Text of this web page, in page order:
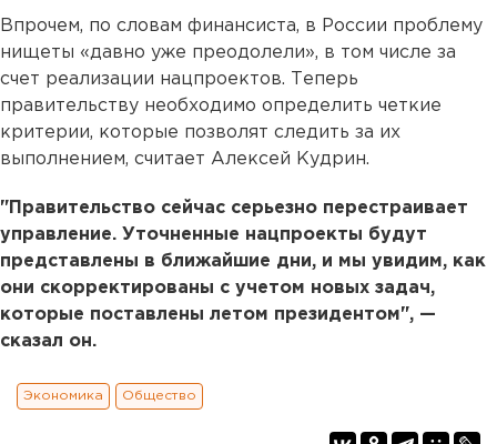
Впрочем, по словам финансиста, в России проблему
нищеты «давно уже преодолели», в том числе за
счет реализации нацпроектов. Теперь
правительству необходимо определить четкие
критерии, которые позволят следить за их
выполнением, считает Алексей Кудрин.
"Правительство сейчас серьезно перестраивает
управление. Уточненные нацпроекты будут
представлены в ближайшие дни, и мы увидим, как
они скорректированы с учетом новых задач,
которые поставлены летом президентом", —
сказал он.
Экономика Общество